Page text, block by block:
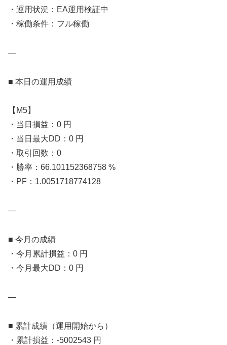
・運用状況：EA運用検証中
・稼働条件：フル稼働
—
■ 本日の運用成績
【M5】
・当日損益：0 円
・当日最大DD：0 円
・取引回数：0
・勝率：66.101152368758 %
・PF：1.0051718774128
—
■ 今月の成績
・今月累計損益：0 円
・今月最大DD：0 円
—
■ 累計成績（運用開始から）
・累計損益：-5002543 円